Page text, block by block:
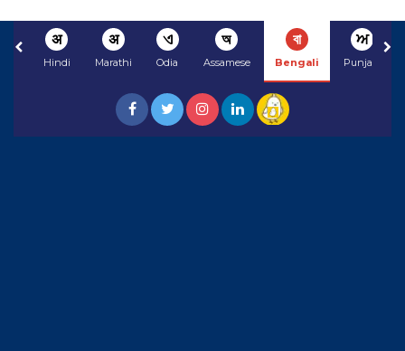
अ
Hindi
अ
Marathi
ଏ
Odia
অ
Assamese
বা
Bengali
ਅ
Punjabi